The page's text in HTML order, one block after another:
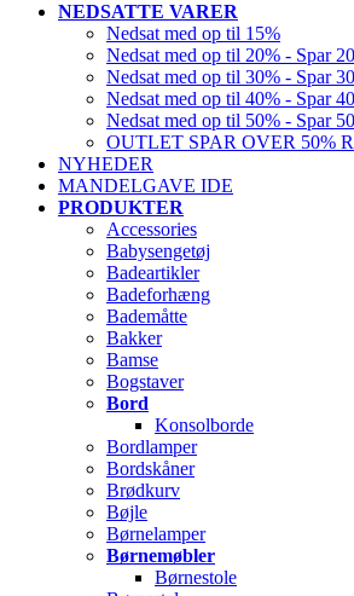
NEDSATTE VARER
Nedsat med op til 15%
Nedsat med op til 20% - Spar
Nedsat med op til 30% - Spar
Nedsat med op til 40% - Spar
Nedsat med op til 50% - Spar
OUTLET SPAR OVER 50%
NYHEDER
MANDELGAVE IDE
PRODUKTER
Accessories
Babysengetøj
Badeartikler
Badeforhæng
Bademåtte
Bakker
Bamse
Bogstaver
Bord
Konsolborde
Bordlamper
Bordskåner
Brødkurv
Bøjle
Børnelamper
Børnemøbler
Børnestole